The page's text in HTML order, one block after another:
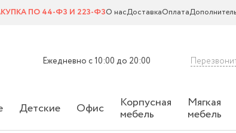
ПО 44-ФЗ И 223-ФЗО насДоставкаОплата
Ежедневно с 10:00 до 20:00
Детские Офис Корпусная
мебель
Мягкая
мебель